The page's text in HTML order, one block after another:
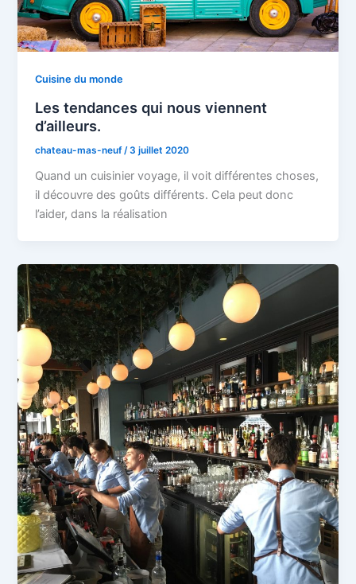
Cuisine du monde
Les tendances qui nous viennent
d’ailleurs.
chateau-mas-neuf /3 juillet 2020
Quand un cuisinier voyage, il voit différentes choses,
il découvre des goûts différents. Cela peut donc
l’aider, dans la réalisation